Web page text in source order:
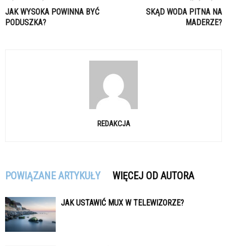
JAK WYSOKA POWINNA BYĆ
PODUSZKA?
SKĄD WODA PITNA NA
MADERZE?
REDAKCJA
POWIĄZANE ARTYKUŁY WIĘCEJ OD AUTORA
JAK USTAWIĆ MUX W TELEWIZORZE?